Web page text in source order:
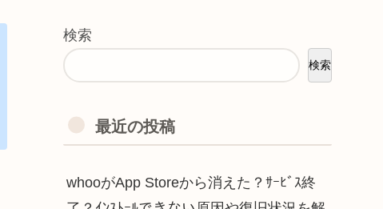
検索
検索
最近の投稿
whooがApp Storeから消えた？ｻｰﾋﾞｽ終